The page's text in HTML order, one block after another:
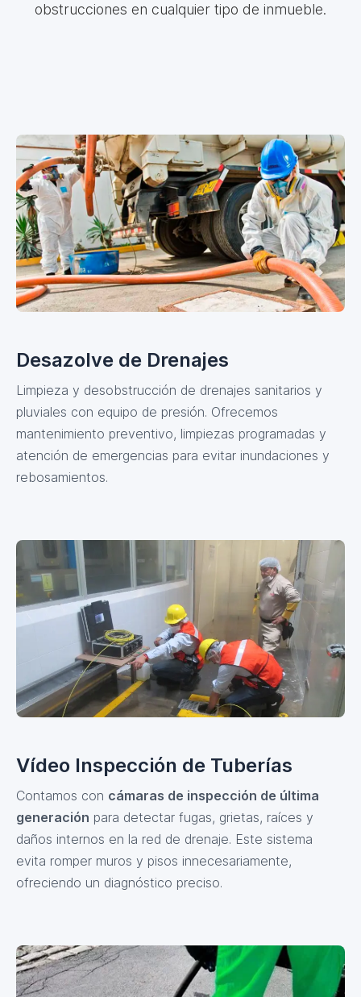
obstrucciones en cualquier tipo de inmueble.
Desazolve de Drenajes
Limpieza y desobstrucción de drenajes sanitarios y
pluviales con equipo de presión. Ofrecemos
mantenimiento preventivo, limpiezas programadas y
atención de emergencias para evitar inundaciones y
rebosamientos.
Vídeo Inspección de Tuberías
Contamos con cámaras de inspección de última
generación para detectar fugas, grietas, raíces y
daños internos en la red de drenaje. Este sistema
evita romper muros y pisos innecesariamente,
ofreciendo un diagnóstico preciso.